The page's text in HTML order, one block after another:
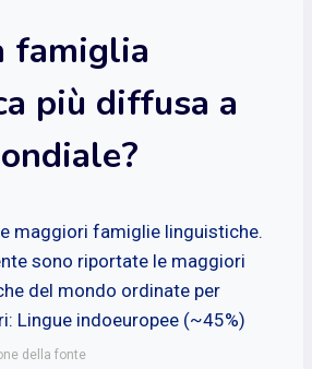
famiglia
più diffusa a
maggiori famiglie linguistiche.
sono riportate le maggiori
del mondo ordinate per
Lingue indoeuropee (~45%)
della fonte